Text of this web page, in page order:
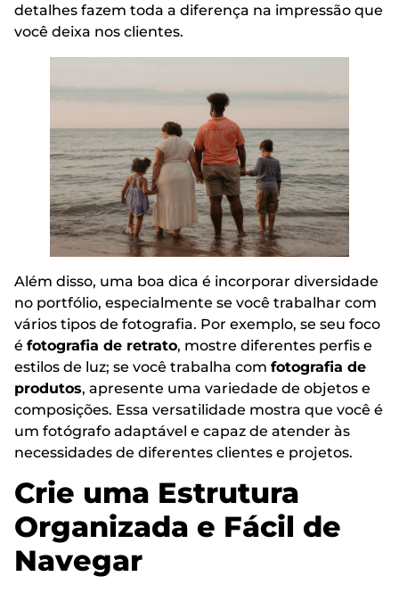
detalhes fazem toda a diferença na impressão que
você deixa nos clientes.
Além disso, uma boa dica é incorporar diversidade
no portfólio, especialmente se você trabalhar com
vários tipos de fotografia. Por exemplo, se seu foco
é fotografia de retrato, mostre diferentes perfis e
estilos de luz; se você trabalha com fotografia de
produtos, apresente uma variedade de objetos e
composições. Essa versatilidade mostra que você é
um fotógrafo adaptável e capaz de atender às
necessidades de diferentes clientes e projetos.
Crie uma Estrutura
Organizada e Fácil de
Navegar